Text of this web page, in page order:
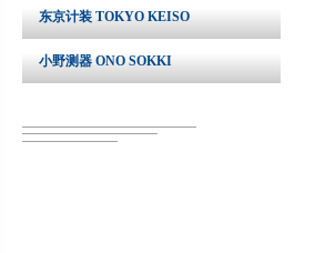
东京计装 TOKYO KEISO
小野测器 ONO SOKKI